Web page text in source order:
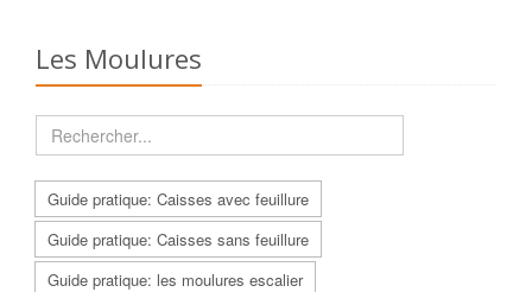
Les Moulures
Guide pratique: Caisses avec feuillure
Guide pratique: Caisses sans feuillure
Guide pratique: les moulures escalier